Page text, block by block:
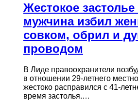
Жестокое
мужчина избил
совком, обрил и
проводом
В Лиде правоохранители
в отношении 29-летнего
жестоко расправился с 41-
время застолья.…